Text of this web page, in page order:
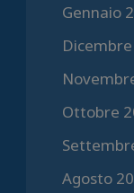
Gennaio
Ottobre
Agosto